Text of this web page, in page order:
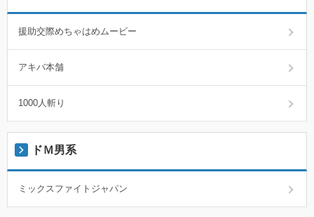
援助交際めちゃはめムービー
アキバ本舗
1000人斬り
ドＭ男系
ミックスファイトジャパン